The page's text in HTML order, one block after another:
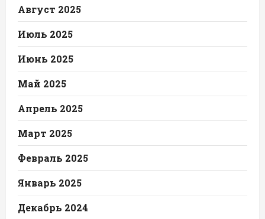
Август 2025
Июль 2025
Июнь 2025
Май 2025
Апрель 2025
Март 2025
Февраль 2025
Январь 2025
Декабрь 2024